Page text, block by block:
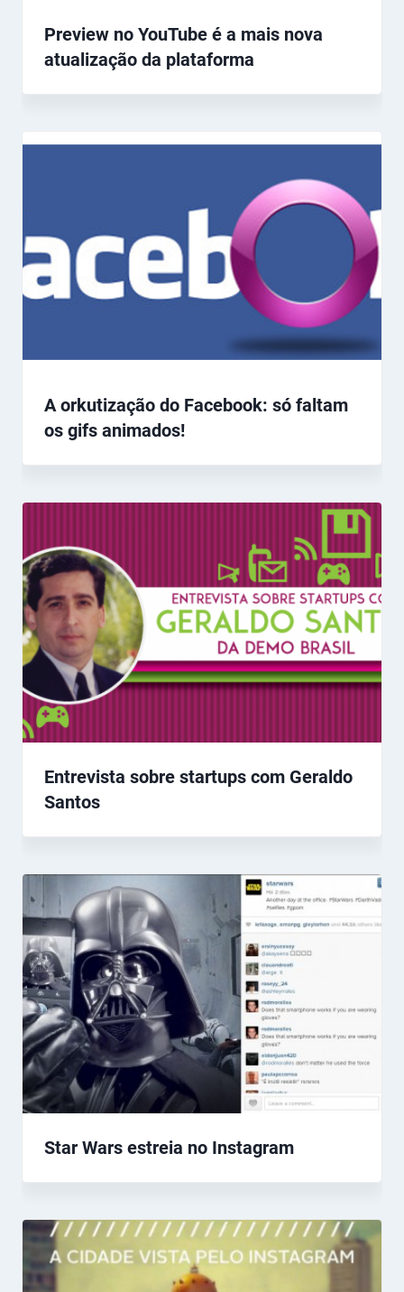
Preview no YouTube é a mais nova
atualização da plataforma
A orkutização do Facebook: só faltam
os gifs animados!
Entrevista sobre startups com Geraldo
Santos
Star Wars estreia no Instagram